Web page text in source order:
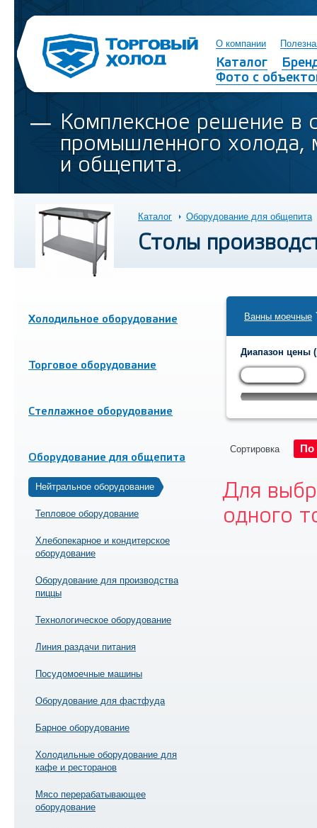
О компании
Каталог
Фото с
Комплексное решение в
промышленного холода,
и общепита.
Каталог Оборудование для общепита
Столы
Холодильное оборудование
Торговое оборудование
Стеллажное оборудование
Оборудование для общепита
Нейтральное оборудование
Тепловое оборудование
Хлебопекарное и кондитерское
оборудование
Оборудование для производства
пиццы
Технологическое оборудование
Линия раздачи питания
Посудомоечные машины
Оборудование для фастфуда
Барное оборудование
Холодильные оборудование для
кафе и ресторанов
Мясо перерабатывающее
оборудование
Ванны моечные
Диапазон цены
Сортировка По
Для
одного